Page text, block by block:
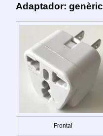
Adaptador: genèric
Frontal